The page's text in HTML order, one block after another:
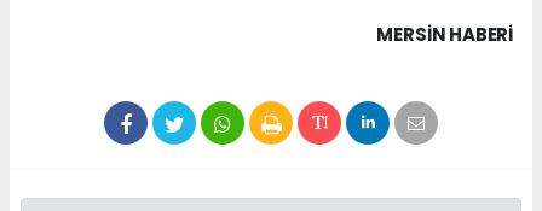
MERSIN HABERİ